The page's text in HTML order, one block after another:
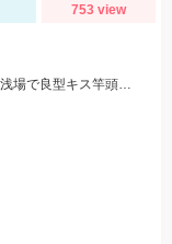
753 view
午後ショート便キス釣り、３時間の短時間ですが極浅場で良型キス竿頭５０匹と入れ食い状態でした！